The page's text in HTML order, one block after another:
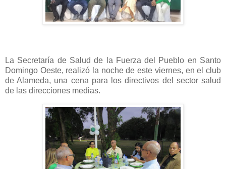
La Secretaría de Salud de la Fuerza del Pueblo en Santo
Domingo Oeste, realizó la noche de este viernes, en el club
de Alameda, una cena para los directivos del sector salud
de las direcciones medias.